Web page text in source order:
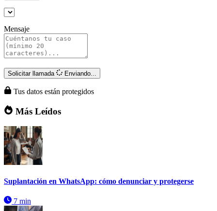
Mensaje
Solicitar llamada Enviando...
Tus datos están protegidos
Más Leídos
Suplantación en WhatsApp: cómo denunciar y protegerse
7 min